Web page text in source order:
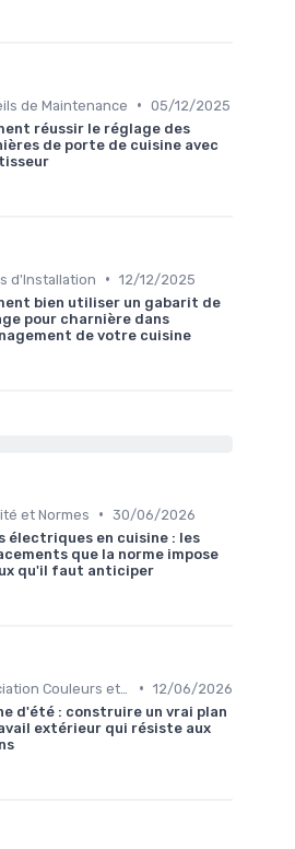
de Maintenance • 05/12/2025
réussir le réglage des
de porte de cuisine avec
d'Installation • 12/12/2025
bien utiliser un gabarit de
pour charnière dans
de votre cuisine
et Normes • 30/06/2026
électriques en cuisine : les
que la norme impose
qu'il faut anticiper
• 12/06/2026
d'été : construire un vrai plan
extérieur qui résiste aux